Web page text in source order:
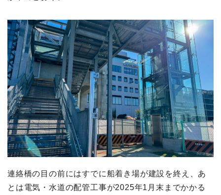
連絡橋の目の前にはすでに船着き場が建設を終え、あ
とは電気・水道の配管工事が2025年1月末までかかる